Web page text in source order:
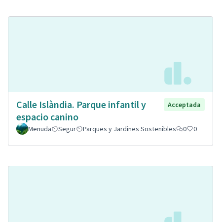
Calle Islàndia. Parque infantil y
espacio canino
Acceptada
Menuda Segur Parques y Jardines Sostenibles 0 0